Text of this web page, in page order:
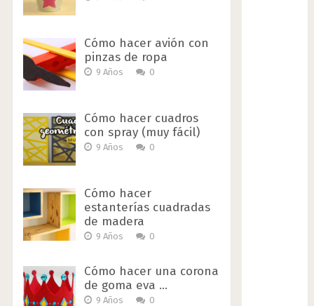
Cómo hacer avión con
pinzas de ropa
9 Años 0
Cómo hacer cuadros
con spray (muy fácil)
9 Años 0
Cómo hacer
estanterías cuadradas
de madera
9 Años 0
Cómo hacer una corona
de goma eva …
9 Años 0